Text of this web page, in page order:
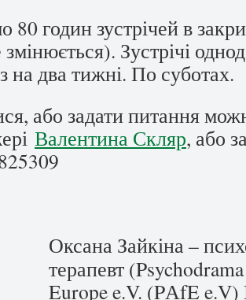
80 годин зустрічей в
Зустрічі
на два тижні. По суботах.
або задати питання
Валентина Скляр, або
Оксана Зайкіна –
терапевт
Europe e.V. (PАfE